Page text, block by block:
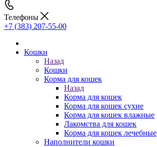
Телефоны
+7 (383) 207-55-00
Кошки
Назад
Кошки
Корма для кошек
Назад
Корма для кошек
Корма для кошек сухие
Корма для кошек влажные
Лакомства для кошек
Корма для кошек лечебные
Наполнители кошки